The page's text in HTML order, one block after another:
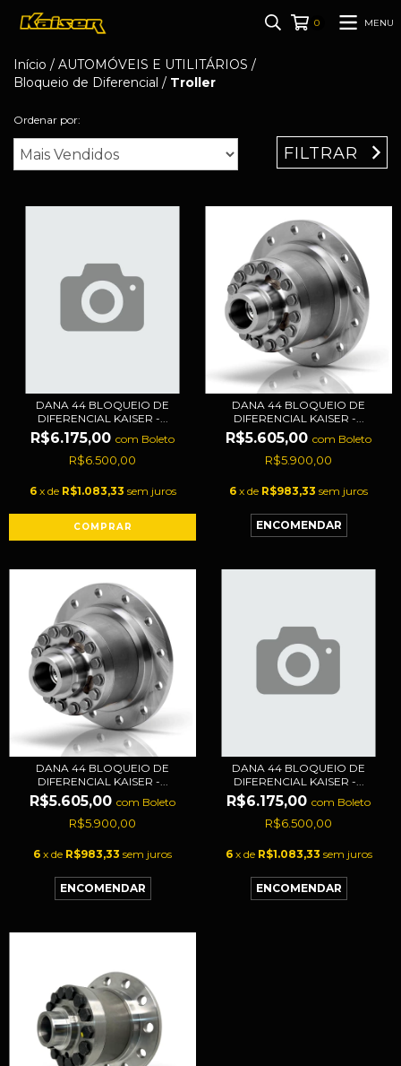
0 MENU
Início / AUTOMÓVEIS E UTILITÁRIOS /
Bloqueio de Diferencial / Troller
Ordenar por:
FILTRAR
DANA 44 BLOQUEIO DE
DIFERENCIAL KAISER -...
R$6.175,00 com Boleto
R$6.500,00
6 x de R$1.083,33 sem juros
DANA 44 BLOQUEIO DE
DIFERENCIAL KAISER -...
R$5.605,00 com Boleto
R$5.900,00
6 x de R$983,33 sem juros
DANA 44 BLOQUEIO DE
DIFERENCIAL KAISER -...
R$5.605,00 com Boleto
R$5.900,00
6 x de R$983,33 sem juros
DANA 44 BLOQUEIO DE
DIFERENCIAL KAISER -...
R$6.175,00 com Boleto
R$6.500,00
6 x de R$1.083,33 sem juros